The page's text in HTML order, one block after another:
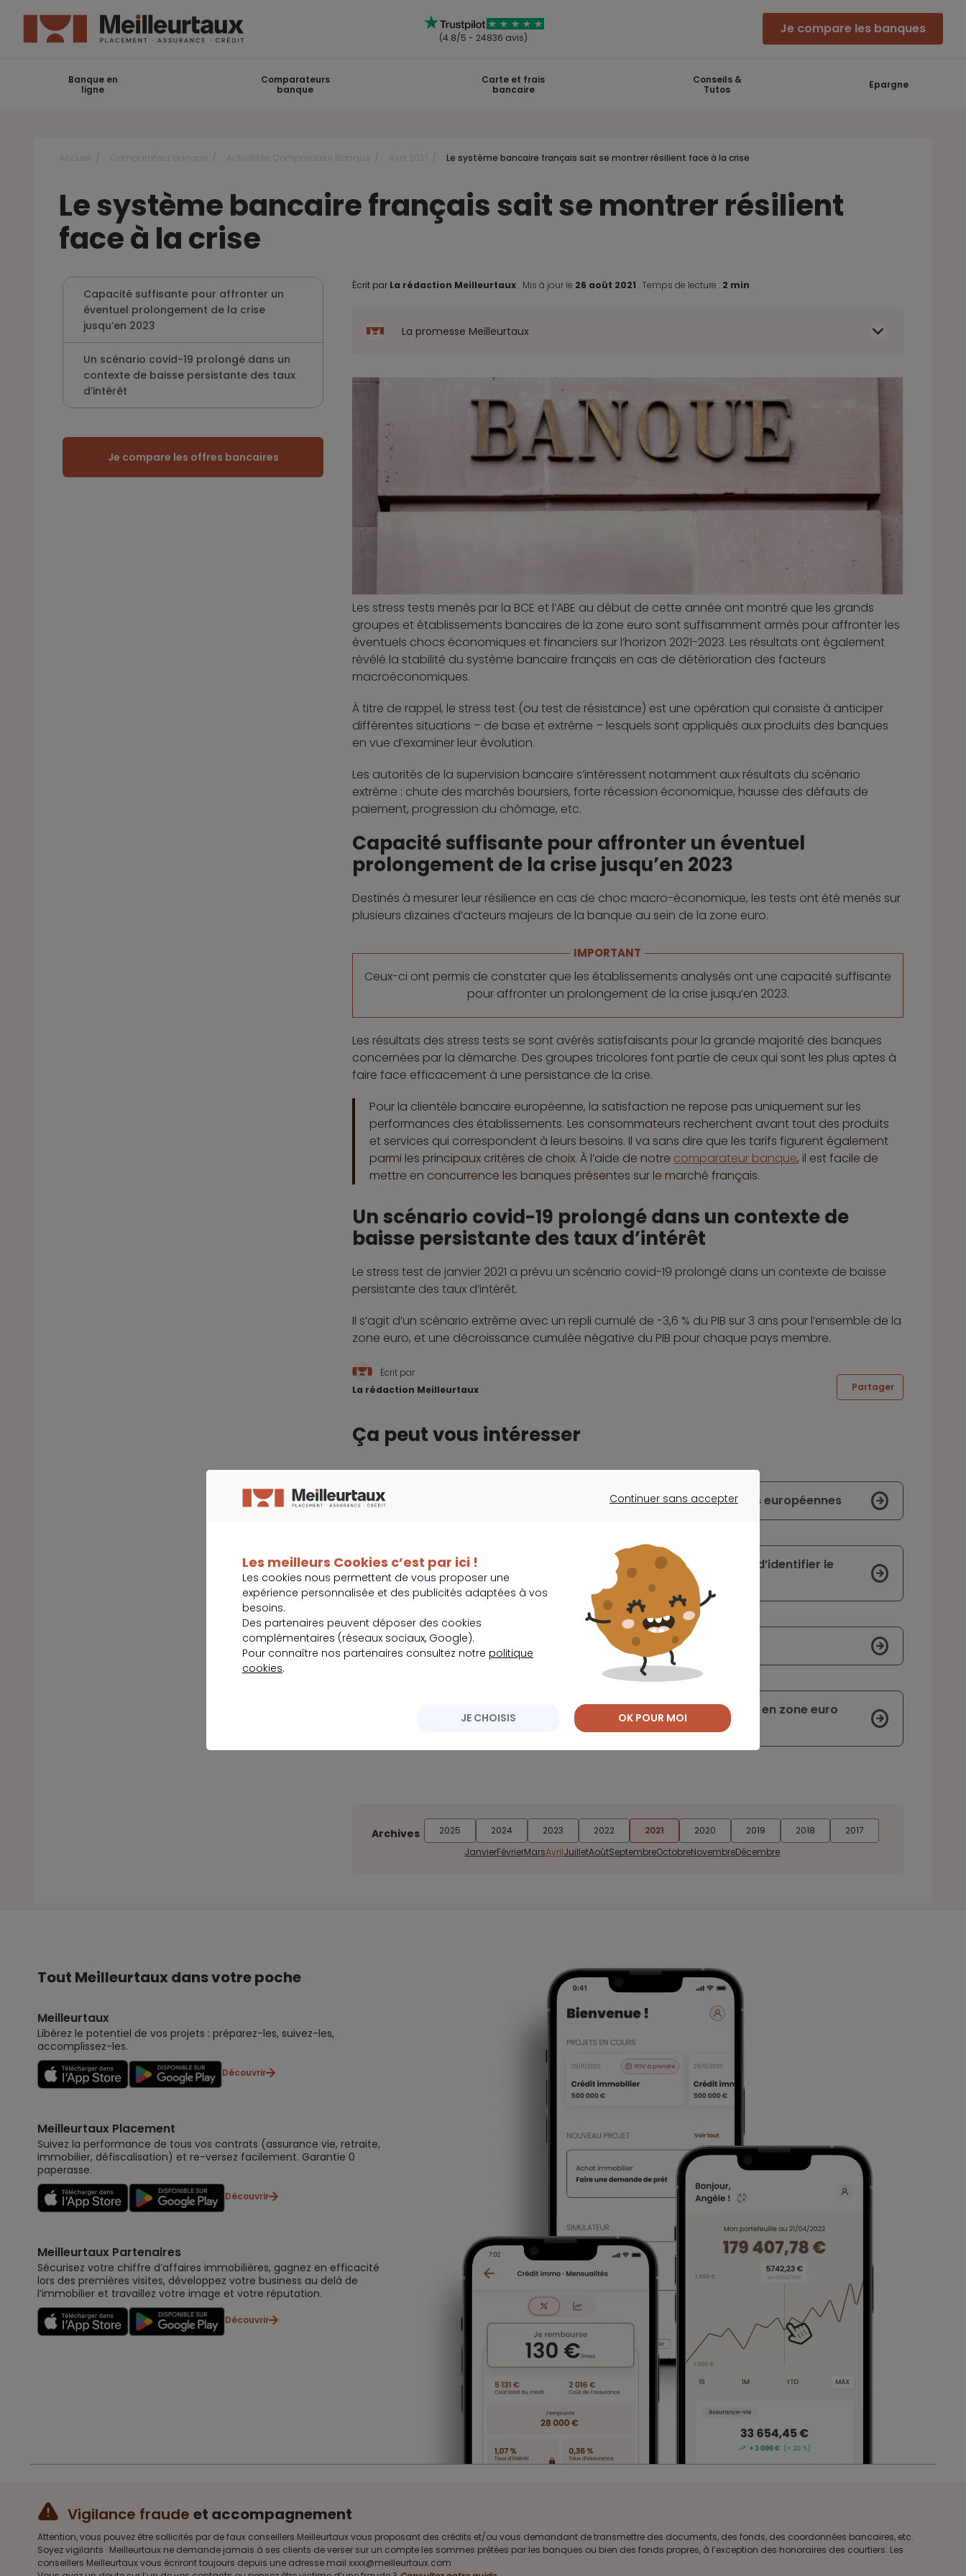
(4.8/5 - 24836 avis)
Je compare les banques
Banque en
ligne
Comparateurs
banque
Carte et frais
bancaire
Conseils &
Tutos
Epargne
Le système bancaire français sait se montrer résilient face à la crise
Le système bancaire français sait se montrer résilient
face à la crise
Capacité suffisante pour affronter un
éventuel prolongement de la crise
jusqu’en 2023
Un scénario covid-19 prolongé dans un
contexte de baisse persistante des taux
d’intérêt
Je compare les offres bancaires
Écrit par La rédaction Meilleurtaux . Mis à jour le 26 août 2021. Temps de lecture : 2 min
La promesse Meilleurtaux
Les stress tests menés par la BCE et l’ABE au début de cette année ont montré que les grands
groupes et établissements bancaires de la zone euro sont suffisamment armés pour affronter les
éventuels chocs économiques et financiers sur l’horizon 2021-2023. Les résultats ont également
révélé la stabilité du système bancaire français en cas de détérioration des facteurs
macroéconomiques.
À titre de rappel, le stress test (ou test de résistance) est une opération qui consiste à anticiper
différentes situations – de base et extrême – lesquels sont appliqués aux produits des banques
en vue d’examiner leur évolution.
Les autorités de la supervision bancaire s’intéressent notamment aux résultats du scénario
extrême : chute des marchés boursiers, forte récession économique, hausse des défauts de
paiement, progression du chômage, etc.
Capacité suffisante pour affronter un éventuel
prolongement de la crise jusqu’en 2023
Destinés à mesurer leur résilience en cas de choc macro-économique, les tests ont été menés sur
plusieurs dizaines d’acteurs majeurs de la banque au sein de la zone euro.
IMPORTANT
Ceux-ci ont permis de constater que les établissements analysés ont une capacité suffisante
pour affronter un prolongement de la crise jusqu’en 2023.
Les résultats des stress tests se sont avérés satisfaisants pour la grande majorité des banques
concernées par la démarche. Des groupes tricolores font partie de ceux qui sont les plus aptes à
faire face efficacement à une persistance de la crise.
Pour la clientèle bancaire européenne, la satisfaction ne repose pas uniquement sur les
performances des établissements. Les consommateurs recherchent avant tout des produits
et services qui correspondent à leurs besoins. Il va sans dire que les tarifs figurent également
parmi les principaux critères de choix. À l’aide de notre comparateur banque, il est facile de
mettre en concurrence les banques présentes sur le marché français.
Un scénario covid-19 prolongé dans un contexte de
baisse persistante des taux d’intérêt
Le stress test de janvier 2021 a prévu un scénario covid-19 prolongé dans un contexte de baisse
persistante des taux d’intérêt.
Il s’agit d’un scénario extrême avec un repli cumulé de -3,6 % du PIB sur 3 ans pour l’ensemble de la
zone euro, et une décroissance cumulée négative du PIB pour chaque pays membre.
Écrit par
La rédaction Meilleurtaux
Partager
Ça peut vous intéresser
La crise sanitaire a entrainé des pertes modérées pour les banques européennes
Les actionnaires du Crédit Suisse mènent une enquête interne afin d’identifier le
responsable du scandale Archegos
BNP Paribas vise deux grands noms de la banque dématérialisée
Les efforts pour contenir la hausse excessive des taux obligataires en zone euro
semblent porter leurs fruits
Archives 2025 2024 2023 2022 2021 2020 2019 2018
2017
JanvierFévrierMarsAvrilJuilletAoûtSeptembreOctobreNovembreDécembre
Tout Meilleurtaux dans votre poche
Meilleurtaux
Libérez le potentiel de vos projets : préparez-les, suivez-les,
accomplissez-les.
Découvrir
Meilleurtaux Placement
Suivez la performance de tous vos contrats (assurance vie, retraite,
immobilier, défiscalisation) et re-versez facilement. Garantie 0
paperasse.
Découvrir
Meilleurtaux Partenaires
Sécurisez votre chiffre d’affaires immobilières, gagnez en efficacité
lors des premières visites, développez votre business au delà de
l’immobilier et travaillez votre image et votre réputation.
Découvrir
Vigilance fraude et accompagnement
Attention, vous pouvez être sollicités par de faux conseillers Meilleurtaux vous proposant des crédits et/ou vous demandant de transmettre des documents, des fonds, des coordonnées bancaires, etc.
Soyez vigilants · Meilleurtaux ne demande jamais à ses clients de verser sur un compte les sommes prêtées par les banques ou bien des fonds propres, à l’exception des honoraires des courtiers. Les
conseillers Meilleurtaux vous écriront toujours depuis une adresse mail xxxx@meilleurtaux.com
Continuer sans accepter
Les meilleurs Cookies c’est par ici !
Les cookies nous permettent de vous proposer une
expérience personnalisée et des publicités adaptées à vos
besoins.
Des partenaires peuvent déposer des cookies
complémentaires (réseaux sociaux, Google).
Pour connaître nos partenaires consultez notre politique
cookies.
JE CHOISIS OK POUR MOI